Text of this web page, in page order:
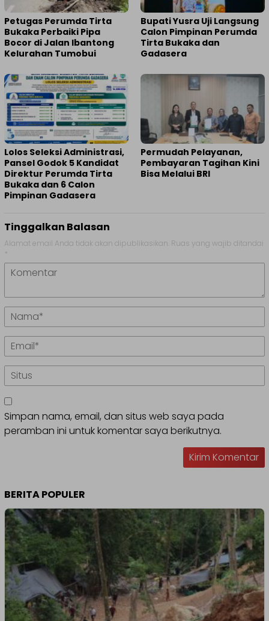
Petugas Perumda Tirta
Bukaka Perbaiki Pipa
Bocor di Jalan Ibantong
Kelurahan Tumobui
Bupati Yusra Uji Langsung
Calon Pimpinan Perumda
Tirta Bukaka dan
Gadasera
Lolos Seleksi Administrasi,
Pansel Godok 5 Kandidat
Direktur Perumda Tirta
Bukaka dan 6 Calon
Pimpinan Gadasera
Permudah Pelayanan,
Pembayaran Tagihan Kini
Bisa Melalui BRI
Tinggalkan Balasan
Alamat email Anda tidak akan dipublikasikan. Ruas yang wajib ditandai
*
Simpan nama, email, dan situs web saya pada
peramban ini untuk komentar saya berikutnya.
BERITA POPULER